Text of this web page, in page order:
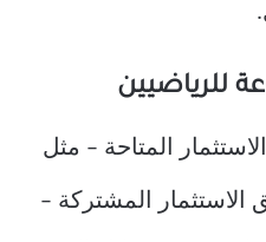
للرياضيين
المتاحة – مثل
الاستثمار المشتركة –